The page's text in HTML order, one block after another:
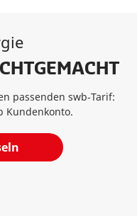
passenden swb‑Tarif:
Kundenkonto.